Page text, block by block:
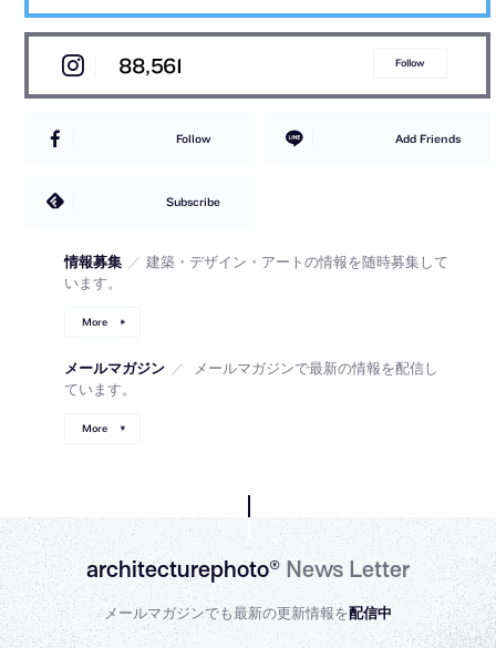
88,561 Follow
Follow Add Friends
Subscribe
情報募集 ／ 建築・デザイン・アートの情報を随時募集して
います。
More
メールマガジン ／
メールマガジンで最新の情報を配信し
ています。
More
architecturephoto®News Letter
メールマガジンでも最新の更新情報を配信中